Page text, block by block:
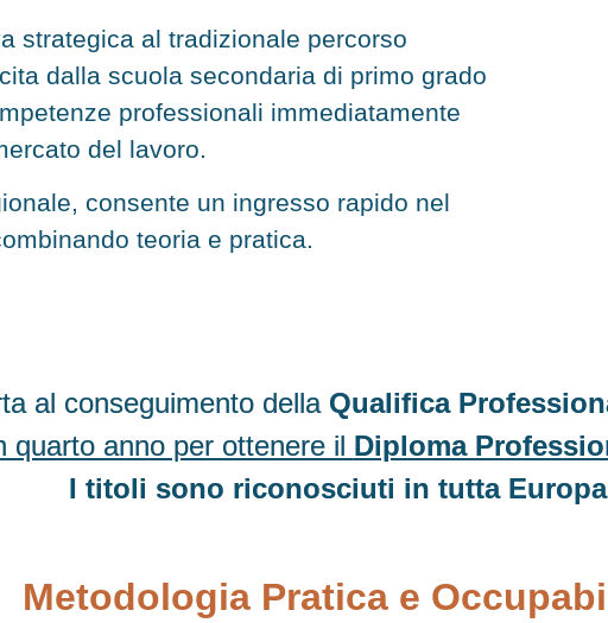
strategica al tradizionale percorso
dalla scuola secondaria di primo grado
professionali immediatamente
del lavoro.
consente un ingresso rapido nel
teoria e pratica.
al conseguimento della Qualifica
quarto anno per ottenere il Diploma
I titoli sono riconosciuti in tutta
Metodologia Pratica e